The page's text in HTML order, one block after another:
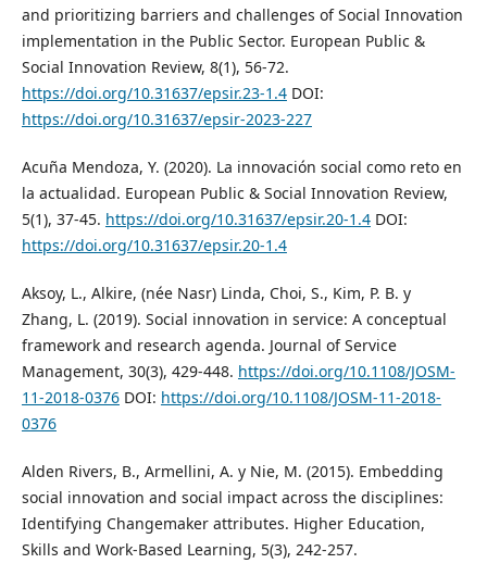
and prioritizing barriers and challenges of Social Innovation
implementation in the Public Sector. European Public &
Social Innovation Review, 8(1), 56-72.
https://doi.org/10.31637/epsir.23-1.4DOI:
https://doi.org/10.31637/epsir-2023-227
Acuña Mendoza, Y. (2020). La innovación social como reto en
la actualidad. European Public & Social Innovation Review,
5(1), 37-45. https://doi.org/10.31637/epsir.20-1.4DOI:
https://doi.org/10.31637/epsir.20-1.4
Aksoy, L., Alkire, (née Nasr) Linda, Choi, S., Kim, P. B. y
Zhang, L. (2019). Social innovation in service: A conceptual
framework and research agenda. Journal of Service
Management, 30(3), 429-448. https://doi.org/10.1108/JOSM-
11-2018-0376DOI: https://doi.org/10.1108/JOSM-11-2018-
0376
Alden Rivers, B., Armellini, A. y Nie, M. (2015). Embedding
social innovation and social impact across the disciplines:
Identifying Changemaker attributes. Higher Education,
Skills and Work-Based Learning, 5(3), 242-257.